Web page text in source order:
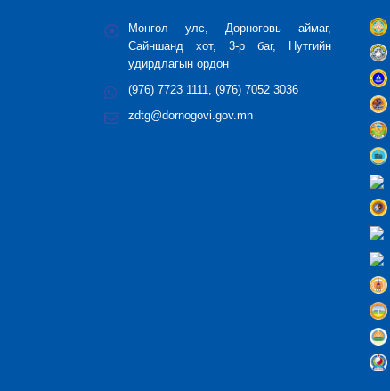
Монгол улс, Дорноговь аймаг,
Сайншанд хот, 3-р баг, Нутгийн
удирдлагын ордон
(976) 7723 1111, (976) 7052 3036
zdtg@dornogovi.gov.mn